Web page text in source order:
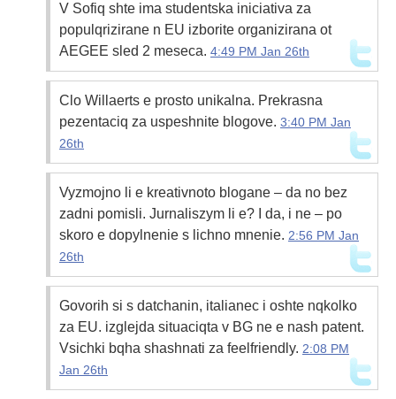
V Sofiq shte ima studentska iniciativa za
populqrizirane n EU izborite organizirana ot
AEGEE sled 2 meseca. 4:49 PM Jan 26th
Clo Willaerts e prosto unikalna. Prekrasna
pezentaciq za uspeshnite blogove. 3:40 PM Jan
26th
Vyzmojno li e kreativnoto blogane – da no bez
zadni pomisli. Jurnaliszym li e? I da, i ne – po
skoro e dopylnenie s lichno mnenie. 2:56 PM Jan
26th
Govorih si s datchanin, italianec i oshte nqkolko
za EU. izglejda situaciqta v BG ne e nash patent.
Vsichki bqha shashnati za feelfriendly. 2:08 PM
Jan 26th